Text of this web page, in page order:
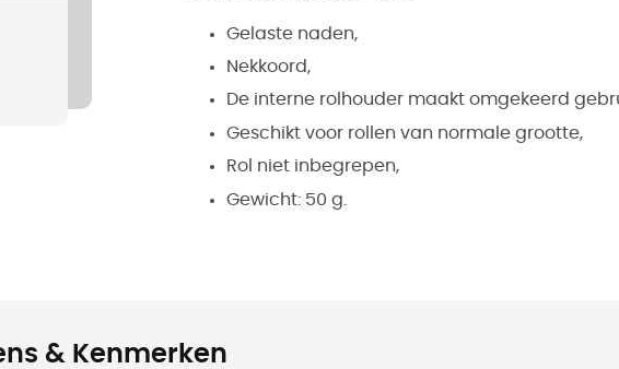
Gelaste naden,
Nekkoord,
De interne rolhouder maakt omgekeerd
Geschikt voor rollen van normale grootte,
Rol niet inbegrepen,
Gewicht: 50 g.
& Kenmerken